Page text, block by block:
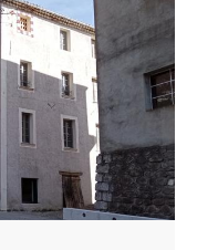
unique sur la
a été
70 ans, ce
Il rouvre désormais